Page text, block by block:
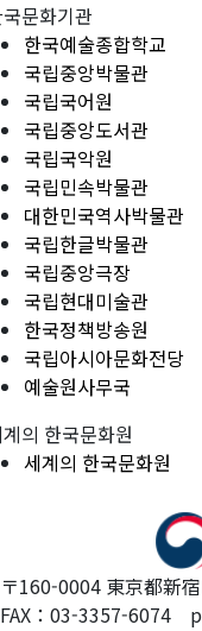
문화기관
한국예술종합학교
국립중앙박물관
국립국어원
국립중앙도서관
국립국악원
국립민속박물관
대한민국역사박물관
국립한글박물관
국립중앙극장
국립현대미술관
한국정책방송원
국립아시아문화전당
예술원사무국
의 한국문화원
세계의 한국문화원
〒160-0004 東京都新
FAX：03-3357-6074